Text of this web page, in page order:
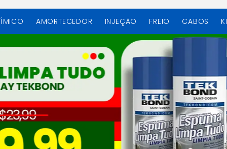
AMORTECEDOR INJEÇÃO FREIO CABOS